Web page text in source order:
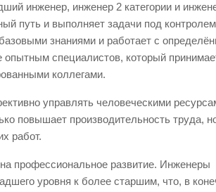
инженер, инженер 2 категории и
путь и выполняет задачи под
знаниями и работает с
опытным специалистов, который
коллегами.
управлять человеческими
повышает производительность труда,
работ.
профессиональное развитие. Инженеры
уровня к более старшим, что, в